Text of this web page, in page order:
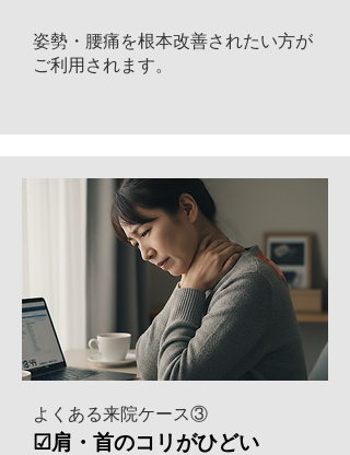
姿勢・​腰痛を根本改善されたい方が
ご利用されます。
よくある来院ケース③
☑肩・首のコリがひどい